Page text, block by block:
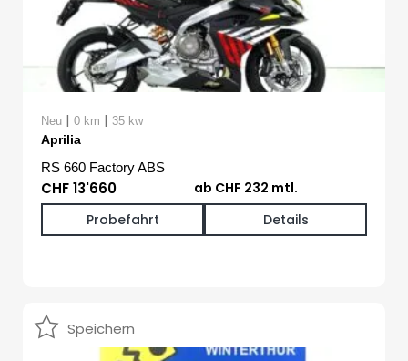
Neu | 0 km | 35 kw
Aprilia
RS 660 Factory ABS
CHF 13'660
ab CHF 232 mtl.
Probefahrt
Details
Speichern